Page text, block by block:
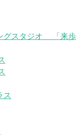
グスタジオ 「来歩
ス